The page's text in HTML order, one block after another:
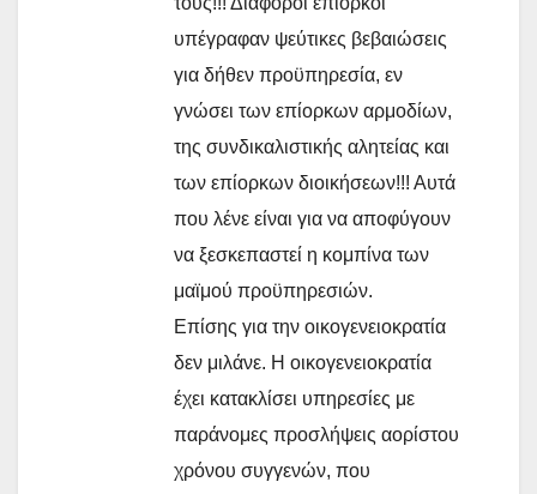
υπέγραφαν ψεύτικες βεβαιώσεις
για δήθεν προϋπηρεσία, εν
γνώσει των επίορκων αρμοδίων,
της συνδικαλιστικής αλητείας και
των επίορκων διοικήσεων!!! Αυτά
που λένε είναι για να αποφύγουν
να ξεσκεπαστεί η κομπίνα των
μαϊμού προϋπηρεσιών.
Επίσης για την οικογενειοκρατία
δεν μιλάνε. Η οικογενειοκρατία
έχει κατακλίσει υπηρεσίες με
παράνομες προσλήψεις αορίστου
χρόνου συγγενών, που